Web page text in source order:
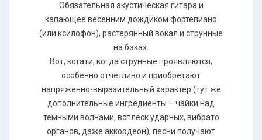
Обязательная акустическая гитара и
капающее весенним дождиком фортепиано
(или ксилофон), растерянный вокал и струнные
на бэках.
Вот, кстати, когда струнные проявляются,
особенно отчетливо и приобретают
напряженно-выразительный характер (тут же
дополнительные ингредиенты – чайки над
темными волнами, всплеск ударных, вибрато
органов, даже аккордеон), песни получают